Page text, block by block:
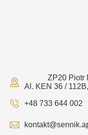
ZP20 Piotr
Al. KEN 36 /
+48 733 644 002